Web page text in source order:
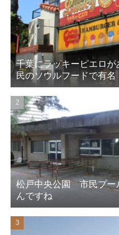
千葉にラッキーピエロ
民のソウルフードで有名
松戸中央公園 市民プー
んですね